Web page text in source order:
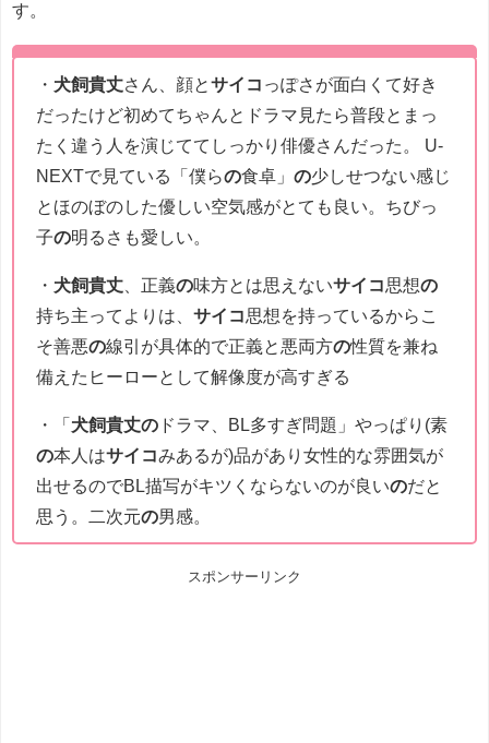
す。
・ 犬飼貴丈さん、顔とサイコ っぽさが面白くて好き
だったけど初めてちゃんとドラマ見たら普段とまっ
たく違う人を演じててしっかり俳優さんだった。 U-
NEXTで見ている「僕らの食卓」 の少しせつない感じ
とほのぼのした優しい空気感がとても良い。ちびっ
子の明るさも愛しい。
・ 犬飼貴丈 、正義の味方とは思えないサイコ思想の
持ち主ってよりは、 サイコ思想を持っているからこ
そ善悪の線引が具体的で正義と悪両方の性質を兼ね
備えたヒーローとして解像度が高すぎる
・「 犬飼貴丈の ドラマ、BL多すぎ問題」やっぱり(素
の本人はサイコみあるが)品があり女性的な雰囲気が
出せるのでBL描写がキツくならないのが良いのだと
思う。二次元の男感。
スポンサーリンク